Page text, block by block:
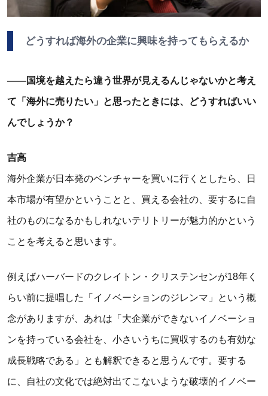
どうすれば海外の企業に興味を持ってもらえるか
――国境を越えたら違う世界が見えるんじゃないかと考え
て「海外に売りたい」と思ったときには、どうすればいい
んでしょうか？
吉高
海外企業が日本発のベンチャーを買いに行くとしたら、日
本市場が有望かということと、買える会社の、要するに自
社のものになるかもしれないテリトリーが魅力的かという
ことを考えると思います。
例えばハーバードのクレイトン・クリステンセンが18年く
らい前に提唱した「イノベーションのジレンマ」という概
念がありますが、あれは「大企業ができないイノベーショ
ンを持っている会社を、小さいうちに買収するのも有効な
成長戦略である」とも解釈できると思うんです。要する
に、自社の文化では絶対出てこないような破壊的イノベー